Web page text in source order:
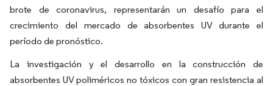
brote de coronavirus, representarán un desafío para el
crecimiento del mercado de absorbentes UV durante el
período de pronóstico.
La investigación y el desarrollo en la construcción de
absorbentes UV poliméricos no tóxicos con gran resistencia al